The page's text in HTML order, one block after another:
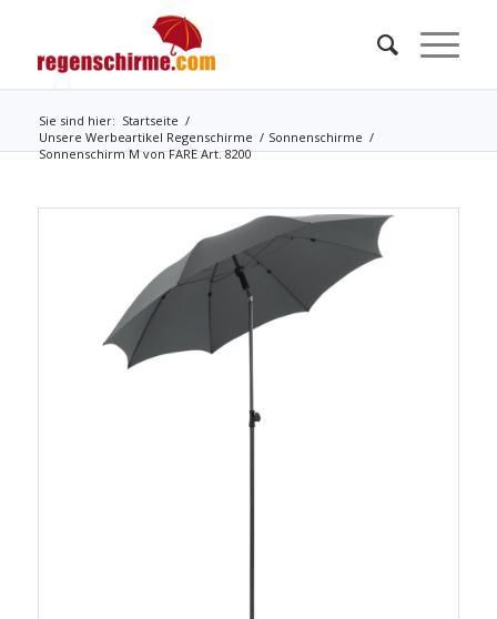
Sie sind hier: Startseite /
Unsere Werbeartikel Regenschirme / Sonnenschirme /
Sonnenschirm M von FARE Art. 8200